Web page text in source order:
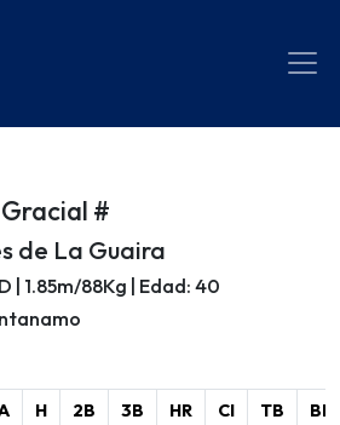
#
de La Guaira
| 1.85m/88Kg | Edad: 40
H 2B 3B HR CI TB
BB